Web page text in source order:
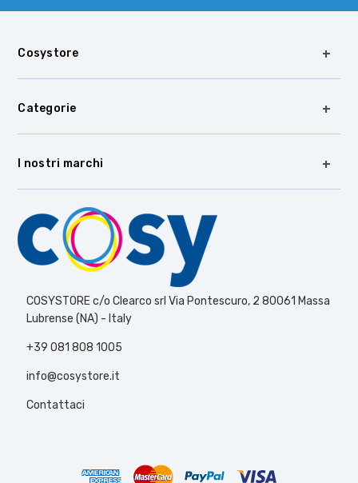
Cosystore
Categorie
I nostri marchi
COSYSTORE c/o Clearco srl Via Pontescuro, 2 80061 Massa
Lubrense (NA) - Italy
+39 081 808 1005
info@cosystore.it
Contattaci